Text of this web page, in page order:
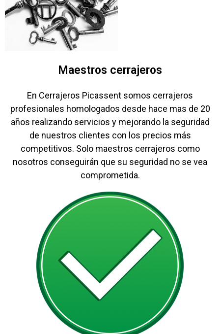
Maestros cerrajeros
En Cerrajeros Picassent somos cerrajeros
profesionales homologados desde hace mas de 20
años realizando servicios y mejorando la seguridad
de nuestros clientes con los precios más
competitivos. Solo maestros cerrajeros como
nosotros conseguirán que su seguridad no se vea
comprometida.